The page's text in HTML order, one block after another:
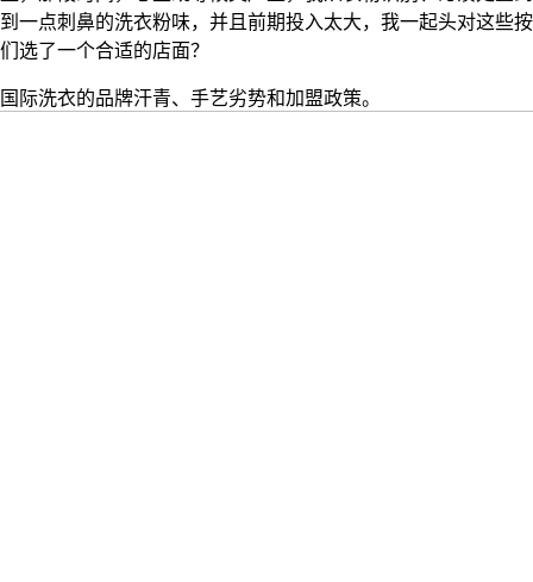
一点刺鼻的洗衣粉味，并且前期投入太大，我一起头对这些
选了一个合适的店面？
洗衣的品牌汗青、手艺劣势和加盟政策。